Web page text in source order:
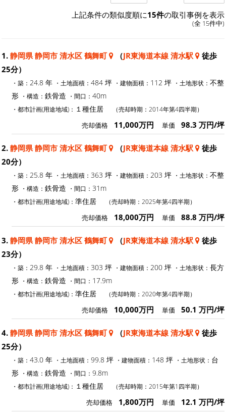
上記条件の類似度順に15件の取引事例を表示
(全 15件中)
1. 静岡県 静岡市 清水区 鶴舞町 （JR東海道本線 清水駅
徒歩
25分）
・築： 24.8 年 ・土地面積： 484 坪 ・建物面積： 112 坪 ・土地形状： 不整
形 ・構造： 鉄骨造 ・間口： 40m
・都市計画(用途地域)： １種住居 （売却時期：2014年第4四半期）
売却価格 11,000万円 単価 98.3 万円/坪
2. 静岡県 静岡市 清水区 鶴舞町 （JR東海道本線 清水駅
徒歩
20分）
・築： 25.8 年 ・土地面積： 363 坪 ・建物面積： 203 坪 ・土地形状： 不整
形 ・構造： 鉄骨造 ・間口： 31m
・都市計画(用途地域)： 準住居 （売却時期：2025年第4四半期）
売却価格 18,000万円 単価 88.8 万円/坪
3. 静岡県 静岡市 清水区 鶴舞町 （JR東海道本線 清水駅
徒歩
23分）
・築： 29.8 年 ・土地面積： 303 坪 ・建物面積： 200 坪 ・土地形状： 長方
形 ・構造： 鉄骨造 ・間口： 17.9m
・都市計画(用途地域)： 準住居 （売却時期：2020年第4四半期）
売却価格 10,000万円 単価 50.1 万円/坪
4. 静岡県 静岡市 清水区 鶴舞町 （JR東海道本線 清水駅
徒歩
25分）
・築： 43.0 年 ・土地面積： 99.8 坪 ・建物面積： 148 坪 ・土地形状： 台
形 ・構造： 鉄骨造 ・間口： 9.8m
・都市計画(用途地域)： １種住居 （売却時期：2015年第1四半期）
売却価格 1,800万円 単価 12.1 万円/坪